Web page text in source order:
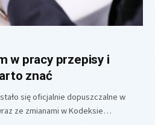
w pracy przepisy i
znać
się oficjalnie dopuszczalne w
ze zmianami w Kodeksie…